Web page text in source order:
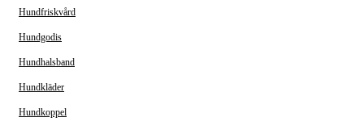
Hundfriskvård
Hundgodis
Hundhalsband
Hundkläder
Hundkoppel